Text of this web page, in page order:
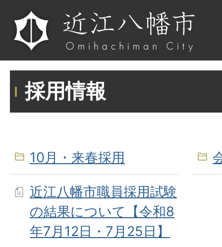
採用情報
10月・来春採用
近江八幡市職員採用試験
の結果について【令和8
年7月12日・7月25日】